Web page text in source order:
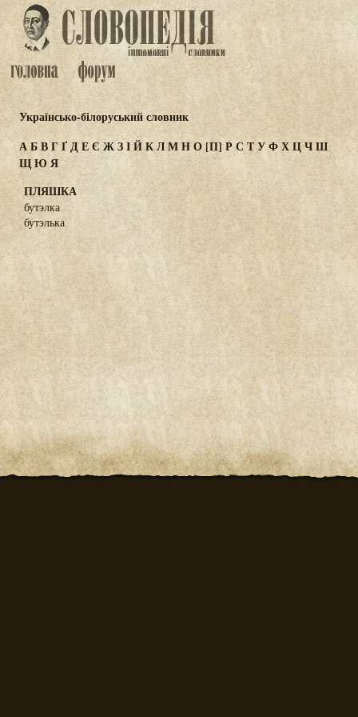
Українсько-білоруський словник
АБВГҐДЕЄ ЖЗІЙКЛМНО[П] Р С ТУФХЦЧШ
ЩЮ Я
ПЛЯШКА
бутэлка
бутэлька